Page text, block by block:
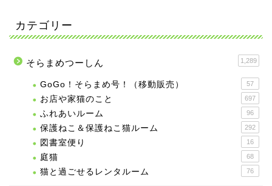
カテゴリー
そらまめつーしん 1,289
GoGo！そらまめ号！（移動販売） 57
お店や家猫のこと 697
ふれあいルーム 96
保護ねこ＆保護ねこ猫ルーム 292
図書室便り 16
庭猫 68
猫と過ごせるレンタルーム 76